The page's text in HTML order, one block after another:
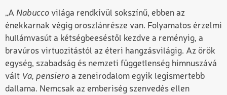
„A Nabucco világa rendkívül sokszínű, ebben az
énekkarnak végig oroszlánrésze van. Folyamatos érzelmi
hullámvasút a kétségbeeséstől kezdve a reményig, a
bravúros virtuozitástól az éteri hangzásvilágig. Az örök
egység, szabadság és nemzeti függetlenség himnuszává
vált Va, pensiero a zeneirodalom egyik legismertebb
dallama. Nemcsak az emberiség szenvedés ellen